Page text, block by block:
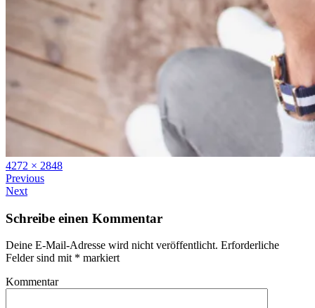
Full
size
4272 × 2848
Previous
Next
Schreibe einen Kommentar
Deine E-Mail-Adresse wird nicht veröffentlicht. Erforderliche
Felder sind mit * markiert
Kommentar